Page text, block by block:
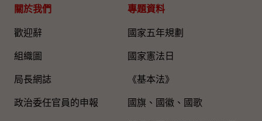
關於我們
歡迎辭
組織圖​
局長網誌
政治委任官員的申報
專題資料
國家五年規劃
國家憲法日
《基本法》
國旗、國徽、國歌